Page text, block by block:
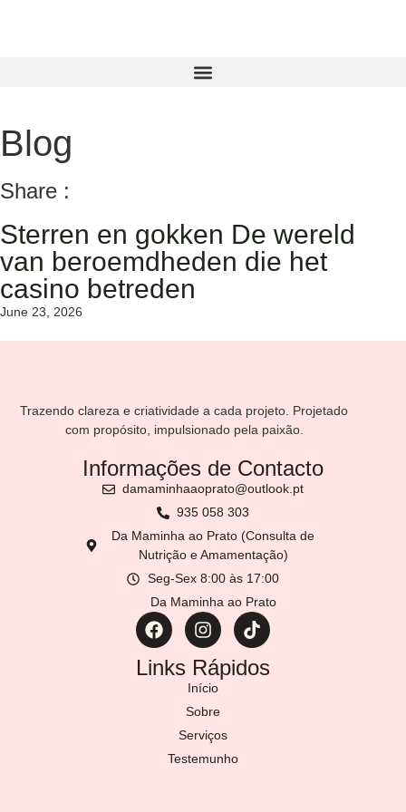
Blog
Share :
Sterren en gokken De wereld
van beroemdheden die het
casino betreden
June 23, 2026
Trazendo clareza e criatividade a cada projeto. Projetado
com propósito, impulsionado pela paixão.
Informações de Contacto
damaminhaaoprato@outlook.pt
935 058 303
Da Maminha ao Prato (Consulta de
Nutrição e Amamentação)
Seg-Sex 8:00 às 17:00
Da Maminha ao Prato
Links Rápidos
Início
Sobre
Serviços
Testemunho